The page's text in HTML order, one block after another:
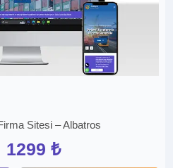
Sitesi – Albatros
1299 ₺